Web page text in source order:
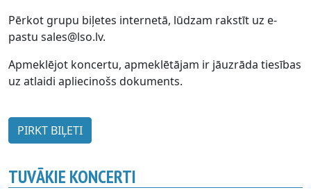
Pērkot grupu biļetes internetā, lūdzam rakstīt uz e-
pastu sales@lso.lv.
Apmeklējot koncertu, apmeklētājam ir jāuzrāda tiesības
uz atlaidi apliecinošs dokuments.
PIRKT BIĻETI
TUVĀKIE KONCERTI